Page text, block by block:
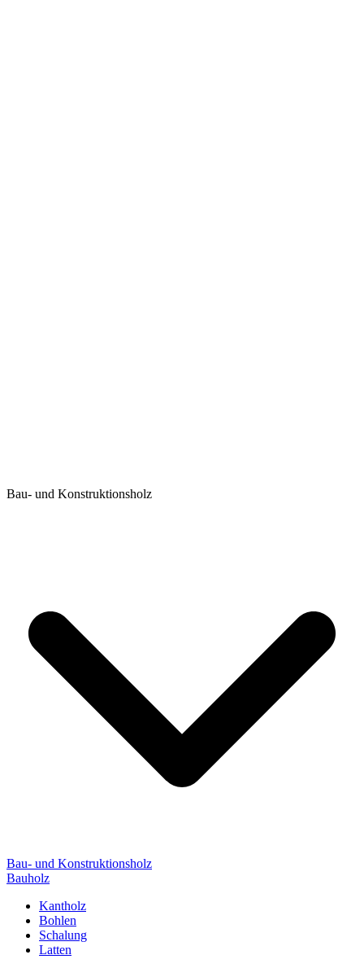
Bau- und Konstruktionsholz
Bau- und Konstruktionsholz
Bauholz
Kantholz
Bohlen
Schalung
Latten